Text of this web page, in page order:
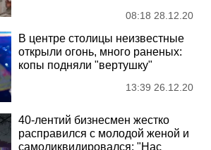
08:18 28.12.20
В центре столицы неизвестные
открыли огонь, много раненых:
копы подняли "вертушку"
13:39 26.12.20
40-лентий бизнесмен жестко
расправился с молодой женой и
самоликвидировался: "Нас